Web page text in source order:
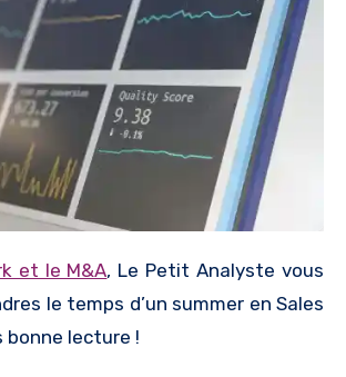
et le M&A, Le Petit Analyste vous
le temps d’un summer en Sales
bonne lecture !